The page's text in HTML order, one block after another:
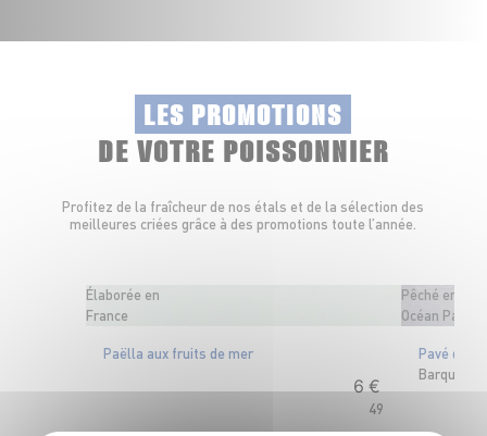
LES PROMOTIONS
DE VOTRE POISSONNIER
Profitez de la fraîcheur de nos étals et de la sélection des
meilleures criées grâce à des promotions toute l’année.
Élaborée en
France
Paëlla aux fruits de mer
6 €
49
Pêché en
Océan
Pavé de
Barquette